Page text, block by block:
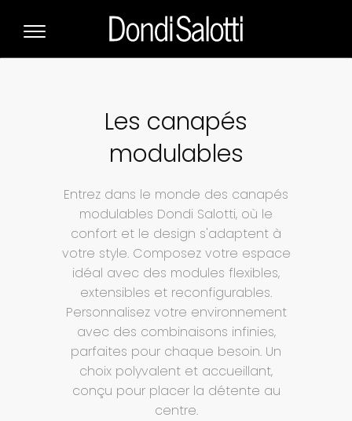
Les canapés
modulables
Entrez dans le monde des canapés
modulables Dondi Salotti, où le
confort et le design s'adaptent à
votre style. Composez votre espace
idéal avec des modules flexibles,
extensibles et reconfigurables.
Personnalisez votre environnement
avec des combinaisons infinies,
parfaites pour chaque besoin. Un
choix polyvalent et accueillant,
conçu pour placer la détente au
centre.